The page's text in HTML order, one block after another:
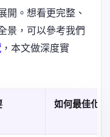
開。想看更完整、
景，可以參考我們
，本文做深度實
如何最佳化